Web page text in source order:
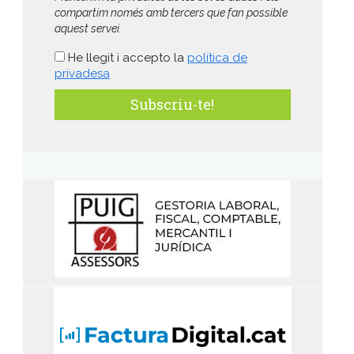
compartim només amb tercers que fan possible
aquest servei.
He llegit i accepto la política de
privadesa